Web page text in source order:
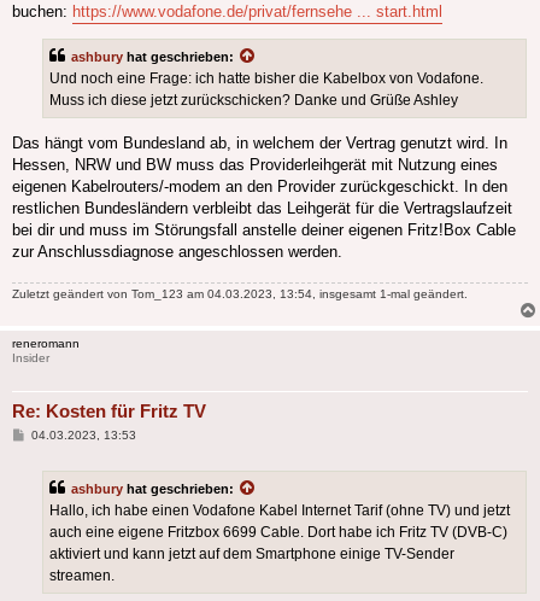
buchen: https://www.vodafone.de/privat/fernsehe ... start.html
ashbury hat geschrieben:
Und noch eine Frage: ich hatte bisher die Kabelbox von Vodafone.
Muss ich diese jetzt zurückschicken? Danke und Grüße Ashley
Das hängt vom Bundesland ab, in welchem der Vertrag genutzt wird. In
Hessen, NRW und BW muss das Providerleihgerät mit Nutzung eines
eigenen Kabelrouters/-modem an den Provider zurückgeschickt. In den
restlichen Bundesländern verbleibt das Leihgerät für die Vertragslaufzeit
bei dir und muss im Störungsfall anstelle deiner eigenen Fritz!Box Cable
zur Anschlussdiagnose angeschlossen werden.
Zuletzt geändert von Tom_123 am 04.03.2023, 13:54, insgesamt 1-mal geändert.
reneromann
Insider
Re: Kosten für Fritz TV
Beitrag
04.03.2023, 13:53
ashbury hat geschrieben:
Hallo, ich habe einen Vodafone Kabel Internet Tarif (ohne TV) und jetzt
auch eine eigene Fritzbox 6699 Cable. Dort habe ich Fritz TV (DVB-C)
aktiviert und kann jetzt auf dem Smartphone einige TV-Sender
streamen.